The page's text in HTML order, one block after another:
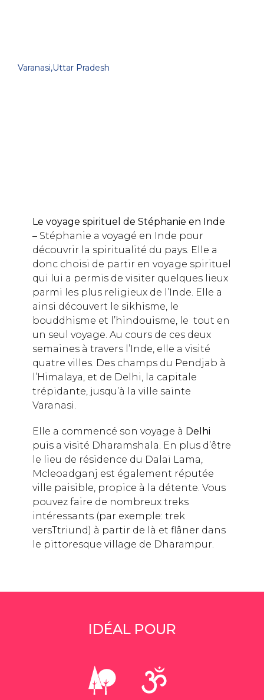
Varanasi,Uttar Pradesh
Le voyage spirituel de Stéphanie en Inde
– Stéphanie a voyagé en Inde pour
découvrir la spiritualité du pays. Elle a
donc choisi de partir en voyage spirituel
qui lui a permis de visiter quelques lieux
parmi les plus religieux de l’Inde. Elle a
ainsi découvert le sikhisme, le
bouddhisme et l’hindouisme, le tout en
un seul voyage. Au cours de ces deux
semaines à travers l’Inde, elle a visité
quatre villes. Des champs du Pendjab à
l’Himalaya, et de Delhi, la capitale
trépidante, jusqu’à la ville sainte
Varanasi.
Elle a commencé son voyage à Delhi
puis a visité Dharamshala. En plus d’être
le lieu de résidence du Dalaï Lama,
Mcleoadganj est également réputée
ville paisible, propice à la détente. Vous
pouvez faire de nombreux treks
intéressants (par exemple: trek
versTtriund) à partir de là et flâner dans
le pittoresque village de Dharampur.
magnifique Temple d’or à l’ambiance
connu pour sa cérémonie à la frontière
pakistanaise.
IDÉAL POUR